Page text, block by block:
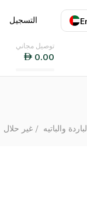
اللغة
التسجيل
توصيل مجاني
0.00
غير حلال والباتيه